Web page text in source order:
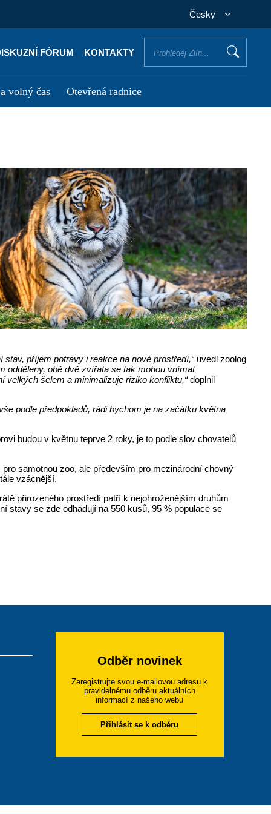
Česky
FÓRUM KONTAKTY
volný čas Otevřená radnice
příjem potravy i reakce na nové prostředí,“uvedl zoolog
odděleny, obě dvě zvířata se tak mohou vnímat
šelem a minimalizuje riziko konfliktu,“doplnil
podle předpokladů, rádi bychom je na začátku května
budou v květnu teprve 2 roky, je to podle slov chovatelů
samotnou zoo, ale především pro mezinárodní chovný
vzácnější.
přirozeného prostředí patří k nejohroženějším druhům
stavy se zde odhadují na 550 kusů, 95 % populace se
Odběr novinek
Zaregistrujte svou e-mailovou adresu k
pravidelnému odběru aktuálních
informací z našeho webu
Přihlásit se k odběru